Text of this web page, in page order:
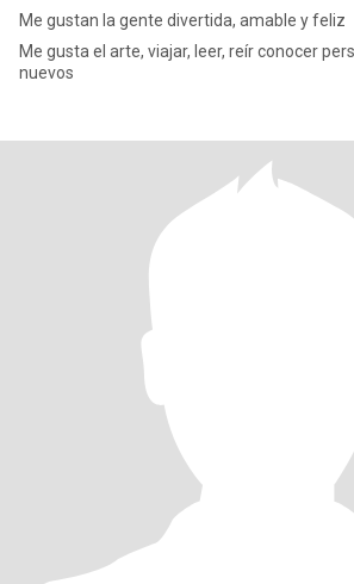
Me gustan la gente divertida, amable y feliz
Me gusta el arte, viajar, leer, reír conocer
nuevos